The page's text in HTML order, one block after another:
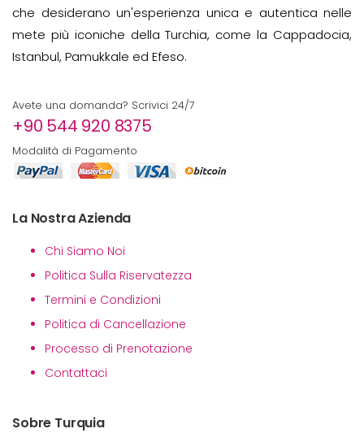
che desiderano un'esperienza unica e autentica nelle
mete più iconiche della Turchia, come la Cappadocia,
Istanbul, Pamukkale ed Efeso.
Avete una domanda? Scrivici 24/7
+90 544 920 8375
Modalità di Pagamento
La Nostra Azienda
Chi Siamo Noi
Politica Sulla Riservatezza
Termini e Condizioni
Politica di Cancellazione
Processo di Prenotazione
Contattaci
Sobre Turquia